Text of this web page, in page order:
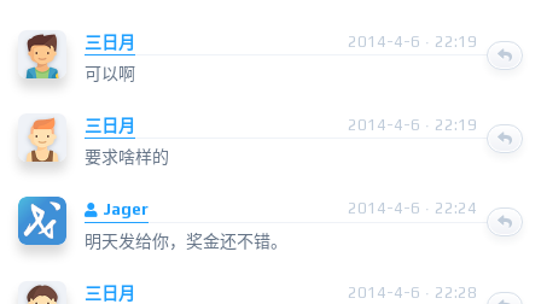
三日月 2014-4-6 · 22:19
可以啊
三日月 2014-4-6 · 22:19
要求啥样的
Jager 2014-4-6 · 22:24
明天发给你，奖金还不错。
三日月 2014-4-6 · 22:28